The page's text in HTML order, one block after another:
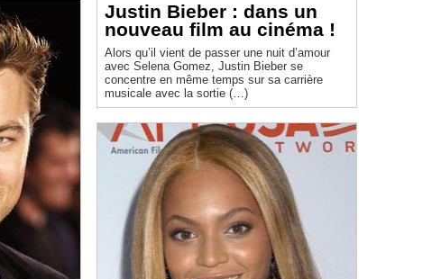
Justin Bieber : dans un
nouveau film au cinéma !
Alors qu’il vient de passer une nuit d’amour
avec Selena Gomez, Justin Bieber se
concentre en même temps sur sa carrière
musicale avec la sortie (…)